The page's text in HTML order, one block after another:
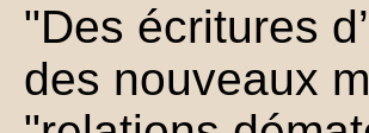
"Des écritures
des nouveaux